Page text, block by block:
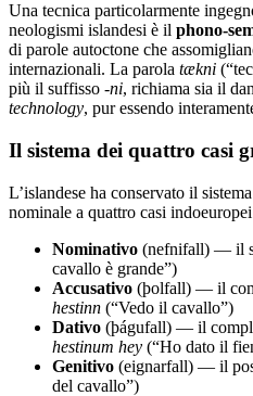
Una tecnica particolarmente
neologismi islandesi è il phono-
di parole autoctone che
internazionali. La parola tækni
più il suffisso -ni, richiama sia il
technology, pur essendo
Il sistema dei quattro casi
L’islandese ha conservato il
nominale a quattro casi
Nominativo (nefnifall) — il
cavallo è grande”)
Accusativo (þolfall) — il
hestinn (“Vedo il cavallo”)
Dativo (þágufall) — il
hestinum hey (“Ho dato il
Genitivo (eignarfall) — il
del cavallo”)